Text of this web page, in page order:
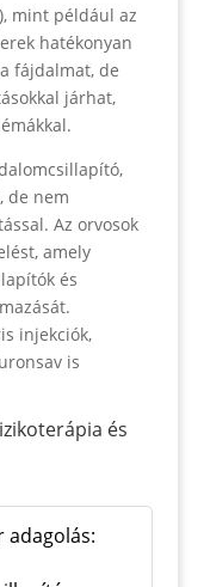
mint például az
hatékonyan
fájdalmat, de
járhat,
de nem
Az orvosok
amely
és
injekciók,
is
és
adagolás: